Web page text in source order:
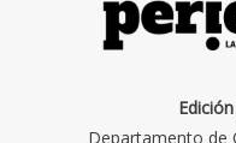
Departamento de